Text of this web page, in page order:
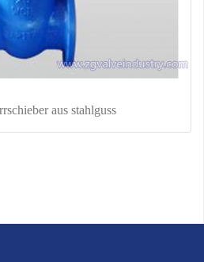
aus stahlguss